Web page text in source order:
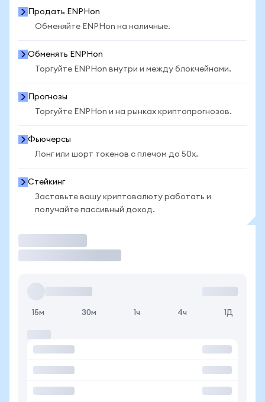
Продать ENPHon
Обменяйте ENPHon на наличные.
Обменять ENPHon
Торгуйте ENPHon внутри и между блокчейнами.
Прогнозы
Торгуйте ENPHon и на рынках криптопрогнозов.
Фьючерсы
Лонг или шорт токенов с плечом до 50x.
Стейкинг
Заставьте вашу криптовалюту работать и
получайте пассивный доход.
15м 30м 1ч 4ч 1Д